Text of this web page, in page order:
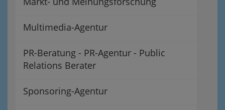
Multimedia-Agentur
PR-Beratung - PR-Agentur - Public
Relations Berater
Sponsoring-Agentur